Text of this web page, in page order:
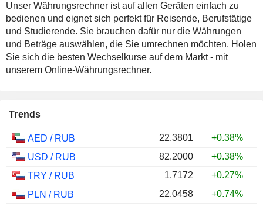
Unser Währungsrechner ist auf allen Geräten einfach zu
bedienen und eignet sich perfekt für Reisende, Berufstätige
und Studierende. Sie brauchen dafür nur die Währungen
und Beträge auswählen, die Sie umrechnen möchten. Holen
Sie sich die besten Wechselkurse auf dem Markt - mit
unserem Online-Währungsrechner.
Trends
AED / RUB 22.3801
+0.38%
USD / RUB 82.2000
+0.38%
TRY / RUB 1.7172
+0.27%
PLN / RUB 22.0458
+0.74%